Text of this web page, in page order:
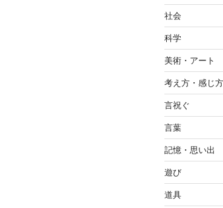
社会
科学
美術・アート
考え方・感じ方
言祝ぐ
言葉
記憶・思い出
遊び
道具